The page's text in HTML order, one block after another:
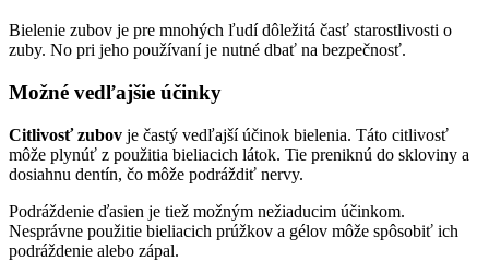
Bielenie zubov je pre mnohých ľudí dôležitá časť starostlivosti o
zuby. No pri jeho používaní je nutné dbať na bezpečnosť.
Možné vedľajšie účinky
Citlivosť zubov je častý vedľajší účinok bielenia. Táto citlivosť
môže plynúť z použitia bieliacich látok. Tie preniknú do skloviny a
dosiahnu dentín, čo môže podráždiť nervy.
Podráždenie ďasien je tiež možným nežiaducim účinkom.
Nesprávne použitie bieliacich prúžkov a gélov môže spôsobiť ich
podráždenie alebo zápal.